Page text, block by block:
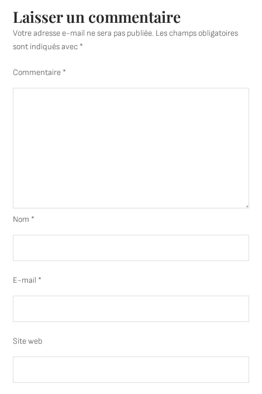
Laisser un commentaire
Votre adresse e-mail ne sera pas publiée. Les champs obligatoires
sont indiqués avec *
Commentaire *
Nom *
E-mail *
Site web